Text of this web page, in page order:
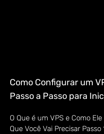
Como Configurar um
Passo a Passo para
O Que é um VPS e Como
Que Você Vai Precisar